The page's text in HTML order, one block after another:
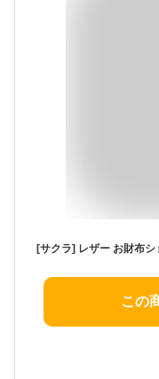
[サクラ] レザー お財布
この